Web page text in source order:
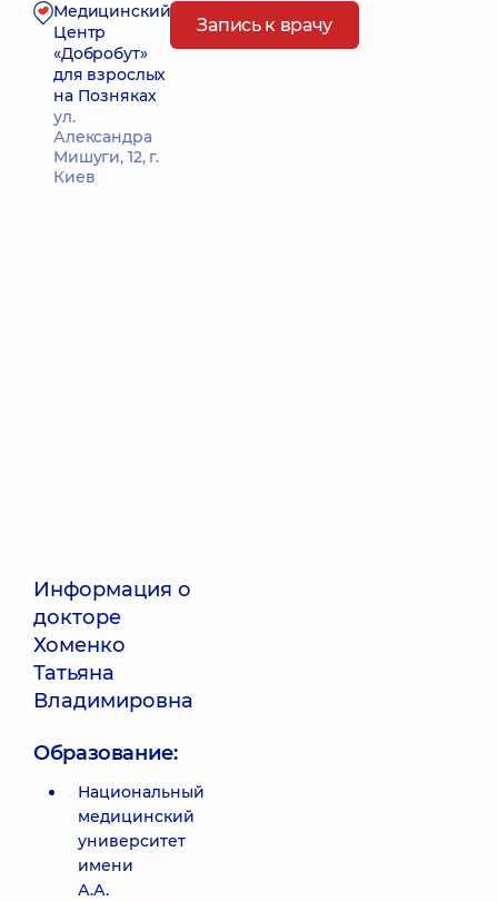
Медицинский
Центр
«Добробут»
для взрослых
на Позняках
ул.
Александра
Мишуги, 12, г.
Киев
Запись к врачу
Информация о
докторе
Хоменко
Татьяна
Владимировна
Образование:
Национальный
медицинский
университет
имени
А.А.